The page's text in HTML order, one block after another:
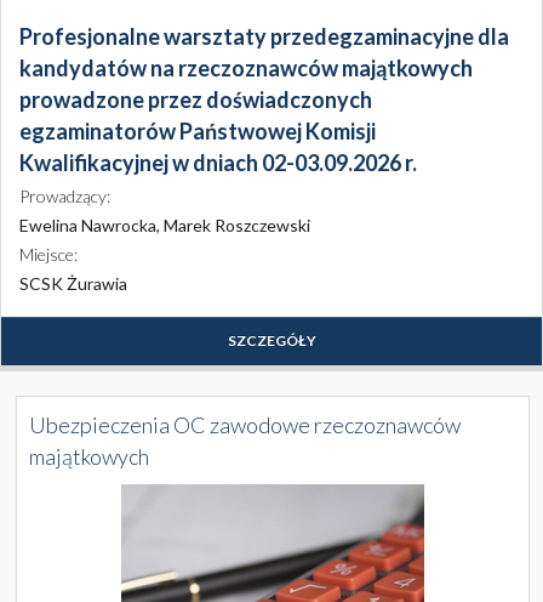
Profesjonalne warsztaty przedegzaminacyjne dla
kandydatów na rzeczoznawców majątkowych
prowadzone przez doświadczonych
egzaminatorów Państwowej Komisji
Kwalifikacyjnej w dniach 02-03.09.2026 r.
Prowadzący:
Ewelina Nawrocka, Marek Roszczewski
Miejsce:
SCSK Żurawia
SZCZEGÓŁY
Ubezpieczenia OC zawodowe rzeczoznawców
majątkowych